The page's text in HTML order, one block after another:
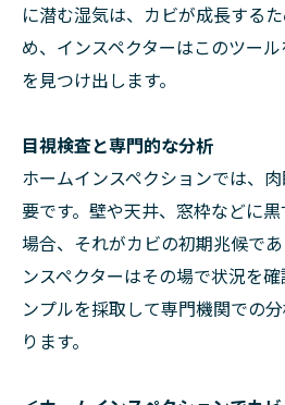
に潜む湿気は、カビが成長する
め、インスペクターはこのツー
を見つけ出します。
目視検査と専門的な分析
ホームインスペクションでは、
要です。壁や天井、窓枠などに
場合、それがカビの初期兆候で
ンスペクターはその場で状況を
ンプルを採取して専門機関での
ります。